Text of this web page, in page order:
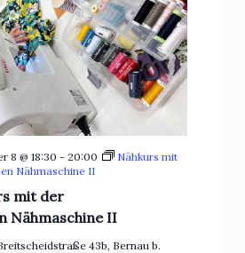
mit der
Nähmaschine II
8 @ 18:30 - 20:00
Nähkurs mit
Nähmaschine II
43b, Bernau b.